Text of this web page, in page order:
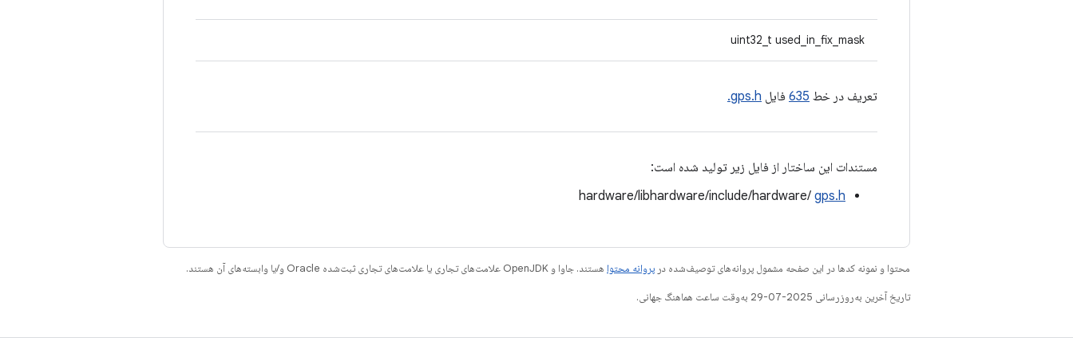
uint32_t used_in_fix_mask
تعریف در خط 635 فایل gps.h.
مستندات این ساختار از فایل زیر تولید شده است:
hardware/libhardware/include/hardware/ gps.h
محتوا و نمونه کدها در این صفحه مشمول پروانه‌های توصیف‌شده در پروانه محتوا هستند. جاوا و OpenJDK علامت‌های تجاری یا علامت‌های تجاری ثبت‌شده Oracle و/یا وابسته‌های آن هستند.
تاریخ آخرین به‌روزرسانی 2025-07-29 به‌وقت ساعت هماهنگ جهانی.